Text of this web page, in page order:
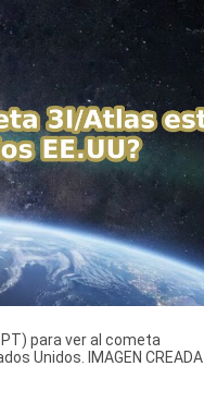
PT) para ver al cometa
Unidos. IMAGEN CREADA